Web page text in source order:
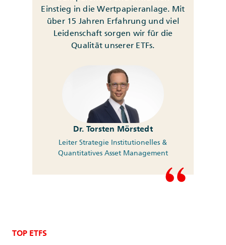
Einstieg in die Wertpapieranlage. Mit
über 15 Jahren Erfahrung und viel
Leidenschaft sorgen wir für die
Qualität unserer ETFs.
Dr. Torsten Mörstedt
Leiter Strategie Institutionelles &
Quantitatives Asset Management
TOP ETFS